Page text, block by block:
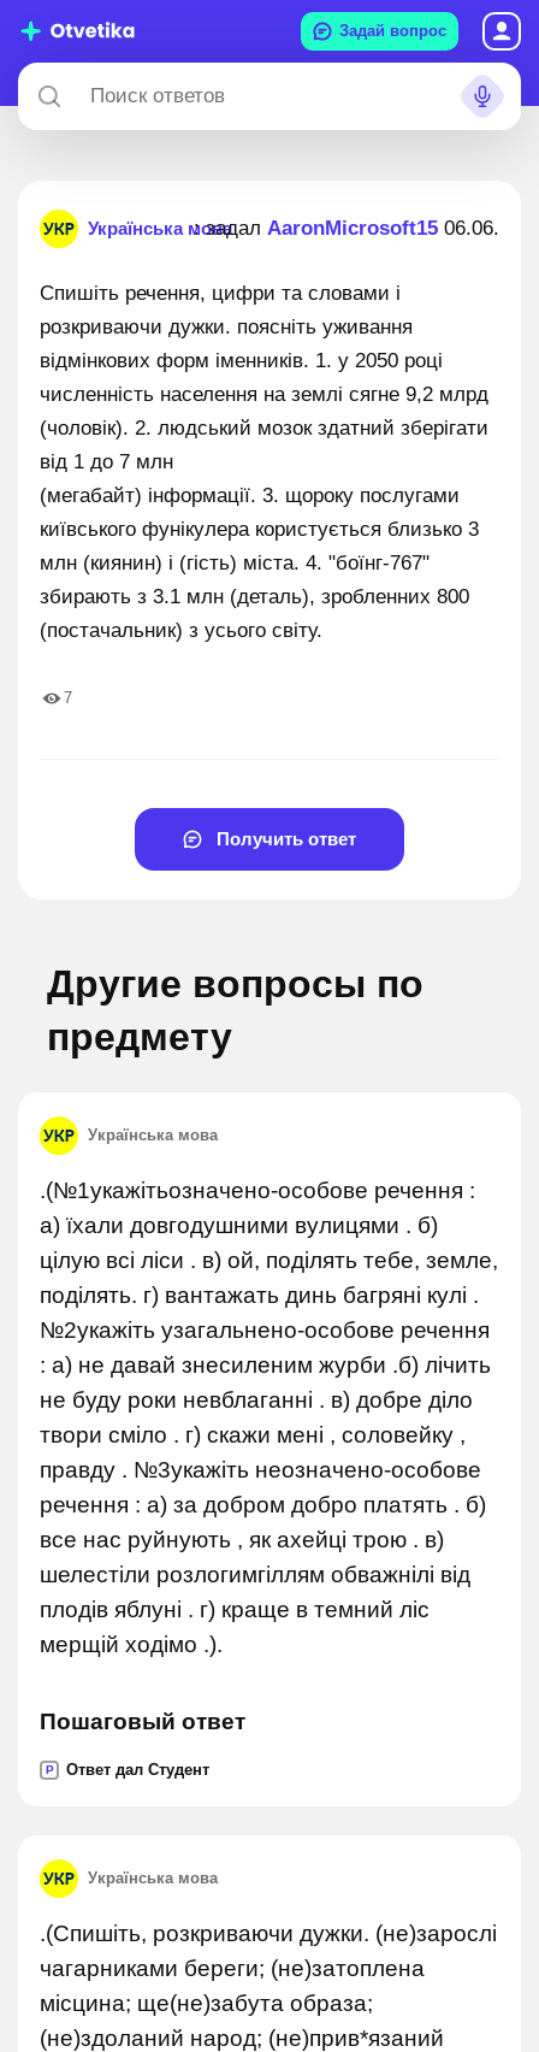
Задай вопрос
Українська мова
: задал AaronMicrosoft15
Спишіть речення, цифри та словами і
розкриваючи дужки. поясніть уживання
відмінкових форм іменників. 1. у 2050 році
численність населення на землі сягне 9,2 млрд
(чоловік). 2. людський мозок здатний зберігати
від 1 до 7 млн
(мегабайт) інформації. 3. щороку послугами
київського фунікулера користується близько 3
млн (киянин) і (гість) міста. 4. "боїнг-767"
збирають з 3.1 млн (деталь), зробленних 800
(постачальник) з усього світу.
7
Получить ответ
Другие вопросы по
предмету
Українська мова
.(№1укажітьозначено-особове речення :
а) їхали довгодушними вулицями . б)
цілую всі ліси . в) ой, поділять тебе, земле,
поділять. г) вантажать динь багряні кулі .
№2укажіть узагальнено-особове речення
: а) не давай знесиленим журби .б) лічить
не буду роки невблаганні . в) добре діло
твори сміло . г) скажи мені , соловейку ,
правду . №3укажіть неозначено-особове
речення : а) за добром добро платять . б)
все нас руйнують , як ахейці трою . в)
шелестіли розлогимгіллям обважнілі від
плодів яблуні . г) краще в темний ліс
мерщій ходімо .).
Пошаговый ответ
P Ответ дал Студент
Українська мова
.(Спишіть, розкриваючи дужки. (не)зарослі
чагарниками береги; (не)затоплена
місцина; ще(не)забута образа;
(не)здоланий народ; (не)прив*язаний